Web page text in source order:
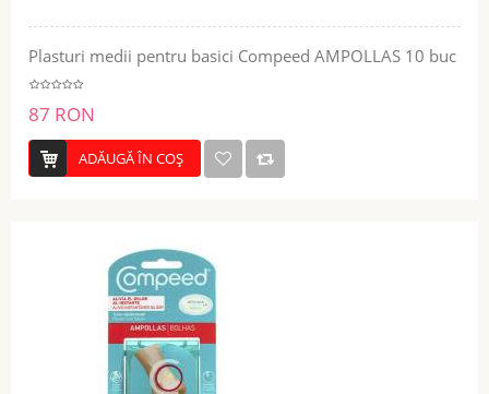
Plasturi medii pentru basici Compeed AMPOLLAS 10 buc
87 RON
ADĂUGĂ ÎN COŞ